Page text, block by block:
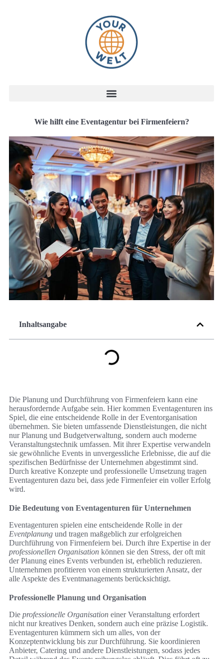
Wie hilft eine Eventagentur bei Firmenfeiern?
Inhaltsangabe
Die Planung und Durchführung von Firmenfeiern kann eine
herausfordernde Aufgabe sein. Hier kommen Eventagenturen ins
Spiel, die eine entscheidende Rolle in der Eventorganisation
übernehmen. Sie bieten umfassende Dienstleistungen, die nicht
nur Planung und Budgetverwaltung, sondern auch moderne
Veranstaltungstechnik umfassen. Mit ihrer Expertise verwandeln
sie gewöhnliche Events in unvergessliche Erlebnisse, die auf die
spezifischen Bedürfnisse der Unternehmen abgestimmt sind.
Durch kreative Konzepte und professionelle Umsetzung tragen
Eventagenturen dazu bei, dass jede Firmenfeier ein voller Erfolg
wird.
Die Bedeutung von Eventagenturen für Unternehmen
Eventagenturen spielen eine entscheidende Rolle in der
Eventplanung und tragen maßgeblich zur erfolgreichen
Durchführung von Firmenfeiern bei. Durch ihre Expertise in der
professionellen Organisation können sie den Stress, der oft mit
der Planung eines Events verbunden ist, erheblich reduzieren.
Unternehmen profitieren von einem strukturierten Ansatz, der
alle Aspekte des Eventmanagements berücksichtigt.
Professionelle Planung und Organisation
Die professionelle Organisation einer Veranstaltung erfordert
nicht nur kreatives Denken, sondern auch eine präzise Logistik.
Eventagenturen kümmern sich um alles, von der
Konzeptentwicklung bis zur Durchführung. Sie koordinieren
Anbieter, Catering und andere Dienstleistungen, sodass jedes